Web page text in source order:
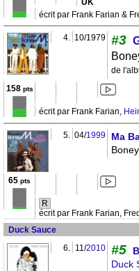
UK
écrit par Frank Farian &
4. 10/1979 #3
de
158pts
écrit par Frank Farian,
5. 04/1999
Ma
Boney
65 pts
R
écrit par Frank Farian,
Duck Sauce
6. 11/2010 #5
Duck